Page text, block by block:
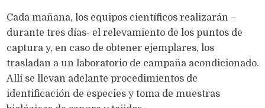
Cada mañana, los equipos científicos realizarán –
durante tres días- el relevamiento de los puntos de
captura y, en caso de obtener ejemplares, los
trasladan a un laboratorio de campaña acondicionado.
Allí se llevan adelante procedimientos de
identificación de especies y toma de muestras